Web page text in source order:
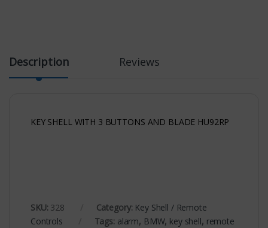
Description Reviews
KEY SHELL WITH 3 BUTTONS AND BLADE HU92RP
SKU: 328 Category: Key Shell / Remote
Controls
Tags: alarm, BMW, key shell, remote